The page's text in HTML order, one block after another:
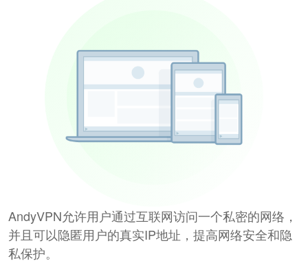
AndyVPN允许用户通过互联网访问一个私密的网络，
并且可以隐匿用户的真实IP地址，提高网络安全和隐
私保护。